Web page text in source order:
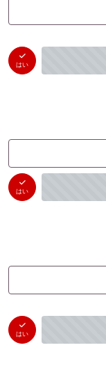
はい
はい
はい